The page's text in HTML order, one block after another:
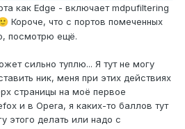
как Edge - включает mdpufiltering
Короче, что с портов помеченных
посмотрю ещё.
сильно туплю... Я тут не могу
ник, меня при этих действиях
страницы на моё первое
и в Opera, я каких-то баллов тут
этого делать или надо с